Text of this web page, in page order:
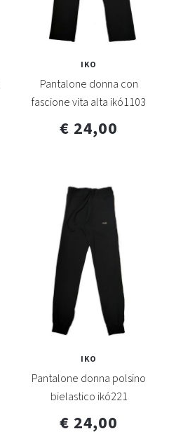
IKO
Pantalone donna con
fascione vita alta ikó1103
€ 24,00
IKO
Pantalone donna polsino
bielastico ikó221
€ 24,00